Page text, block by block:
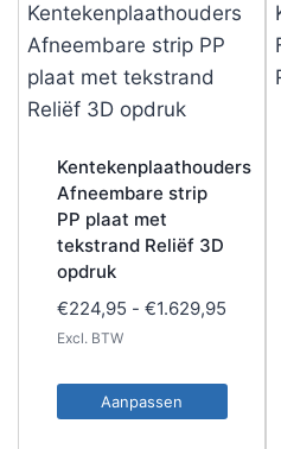
Kentekenplaathouders
Afneembare strip
PP plaat met
tekstrand Reliëf 3D
opdruk
€224,95 - €1.629,95
Excl. BTW
Aanpassen